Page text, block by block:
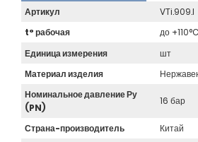
Артикул
VTi.909.I
t° рабочая
до +110°C
Единица измерения
шт
Материал изделия
Номинальное давление Ру
(PN)
16 бар
Страна-производитель Китай